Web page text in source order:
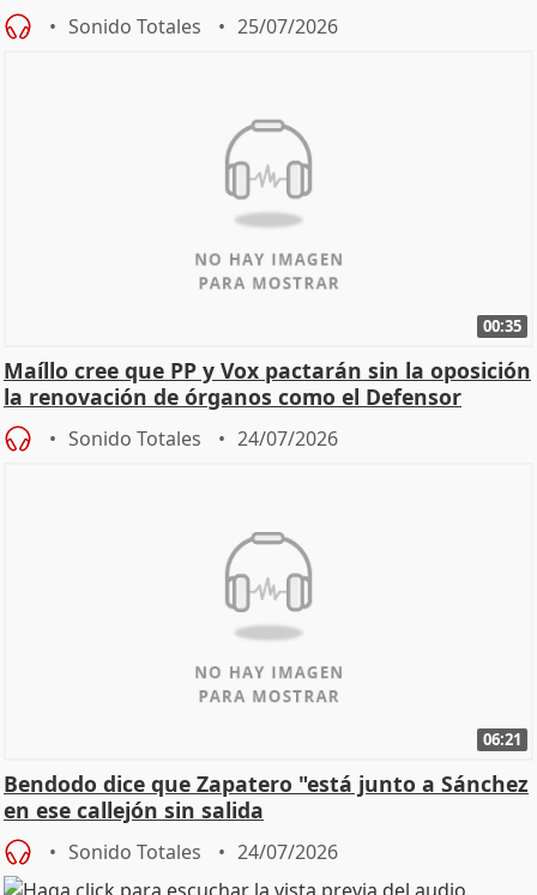
Sonido Totales 25/07/2026
00:35
Maíllo cree que PP y Vox pactarán sin la oposición
la renovación de órganos como el Defensor
Sonido Totales 24/07/2026
06:21
Bendodo dice que Zapatero "está junto a Sánchez
en ese callejón sin salida
Sonido Totales 24/07/2026